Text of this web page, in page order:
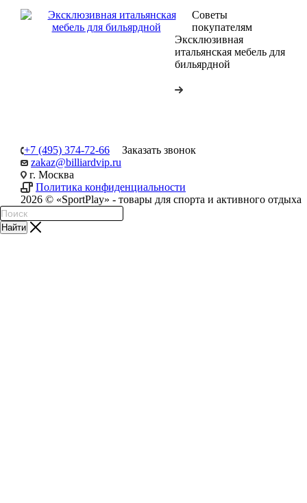
Советы
покупателям
Эксклюзивная
итальянская мебель для
бильярдной
+7 (495) 374-72-66
Заказать звонок
zakaz@billiardvip.ru
г. Москва
Политика конфиденциальности
2026 © «SportPlay» - товары для спорта и активного отдыха
Найти